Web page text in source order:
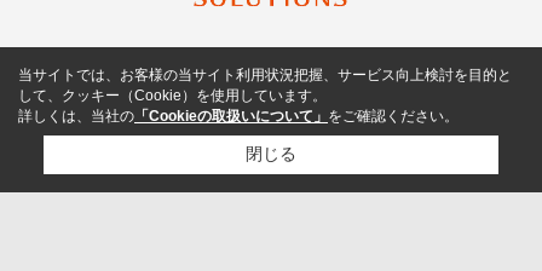
当サイトでは、お客様の当サイト利用状況把握、サービス向上検討を目的と
して、クッキー（Cookie）を使用しています。
詳しくは、当社の 「Cookieの取扱いについて」 をご確認ください。
閉じる